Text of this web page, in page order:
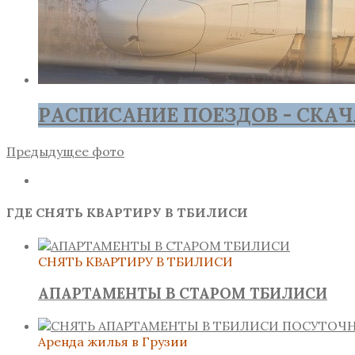
РАСПИСАНИЕ ПОЕЗДОВ -
Предыдущее фото
ГДЕ СНЯТЬ КВАРТИРУ В ТБИЛИСИ
СНЯТЬ КВАРТИРУ В ТБИЛИСИ
АПАРТАМЕНТЫ В СТАРОМ ТБИЛИСИ
Аренда жилья в Грузии